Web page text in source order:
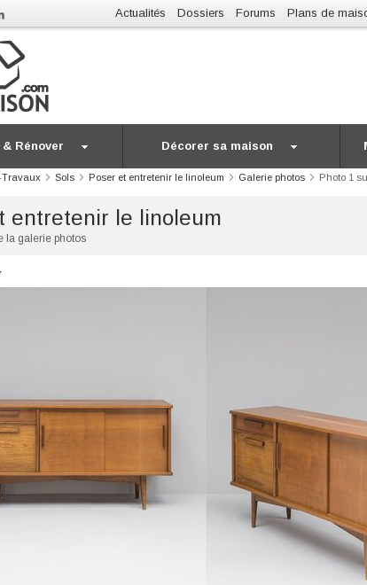
Actualités Dossiers Forums Plans de
Rénover Décorer sa maison
Travaux Sols Poser et entretenir le linoleum Galerie photos Photo 1
entretenir le linoleum
la galerie photos